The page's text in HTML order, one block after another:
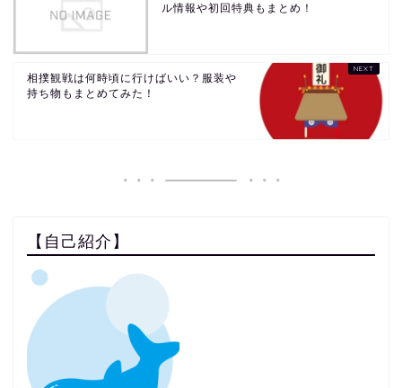
ル情報や初回特典もまとめ！
相撲観戦は何時頃に行けばいい？服装や
持ち物もまとめてみた！
【自己紹介】